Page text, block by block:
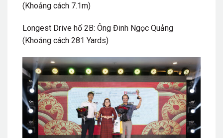
(Khoảng cách 7.1m)
Longest Drive hố 2B: Ông Đinh Ngọc Quảng
(Khoảng cách 281 Yards)